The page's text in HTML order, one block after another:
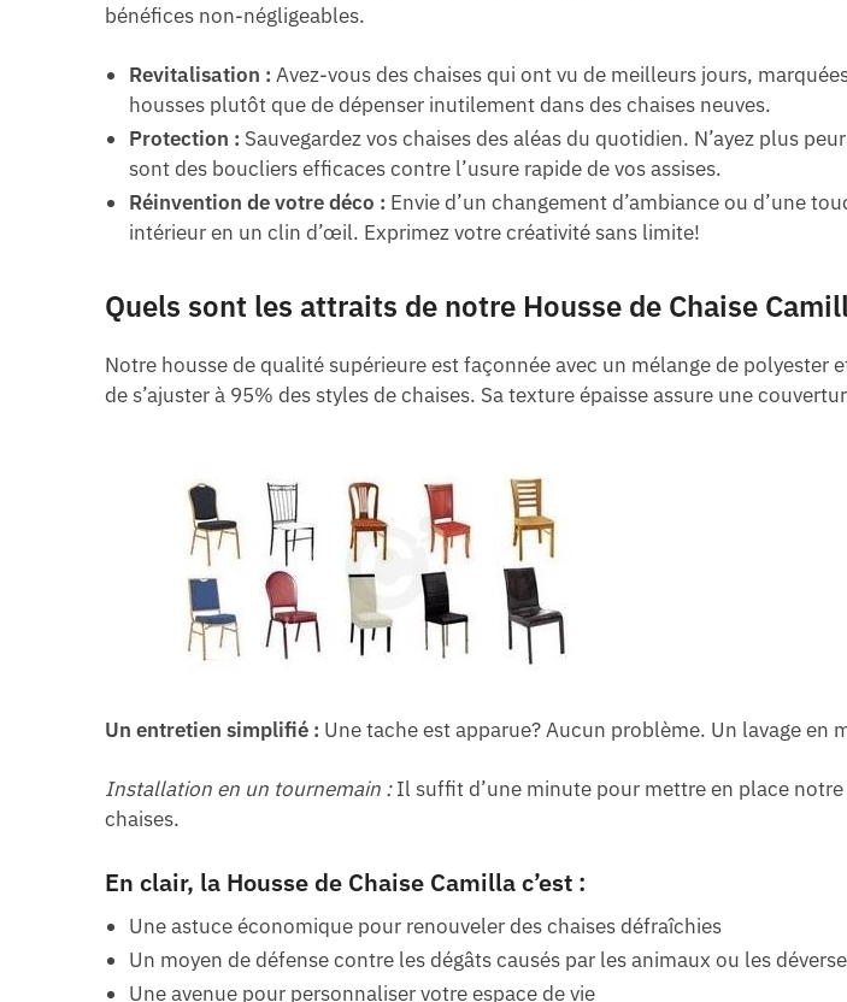
bénéfices non-négligeables.
Revitalisation : Avez-vous des chaises qui ont vu de meilleurs jours,
housses plutôt que de dépenser inutilement dans des chaises neuves.
Protection : Sauvegardez vos chaises des aléas du quotidien. N’ayez plus
sont des boucliers efficaces contre l’usure rapide de vos assises.
Réinvention de votre déco : Envie d’un changement d’ambiance ou d’une
intérieur en un clin d’œil. Exprimez votre créativité sans limite!
Quels sont les attraits de notre Housse de Chaise
Notre housse de qualité supérieure est façonnée avec un mélange de
de s’ajuster à 95% des styles de chaises. Sa texture épaisse assure une
Un entretien simplifié : Une tache est apparue? Aucun problème. Un lavage en
Installation en un tournemain :Il suffit d’une minute pour mettre en place notre
chaises.
En clair, la Housse de Chaise Camilla c’est :
Une astuce économique pour renouveler des chaises défraîchies
Un moyen de défense contre les dégâts causés par les animaux ou les
Une avenue pour personnaliser votre espace de vie